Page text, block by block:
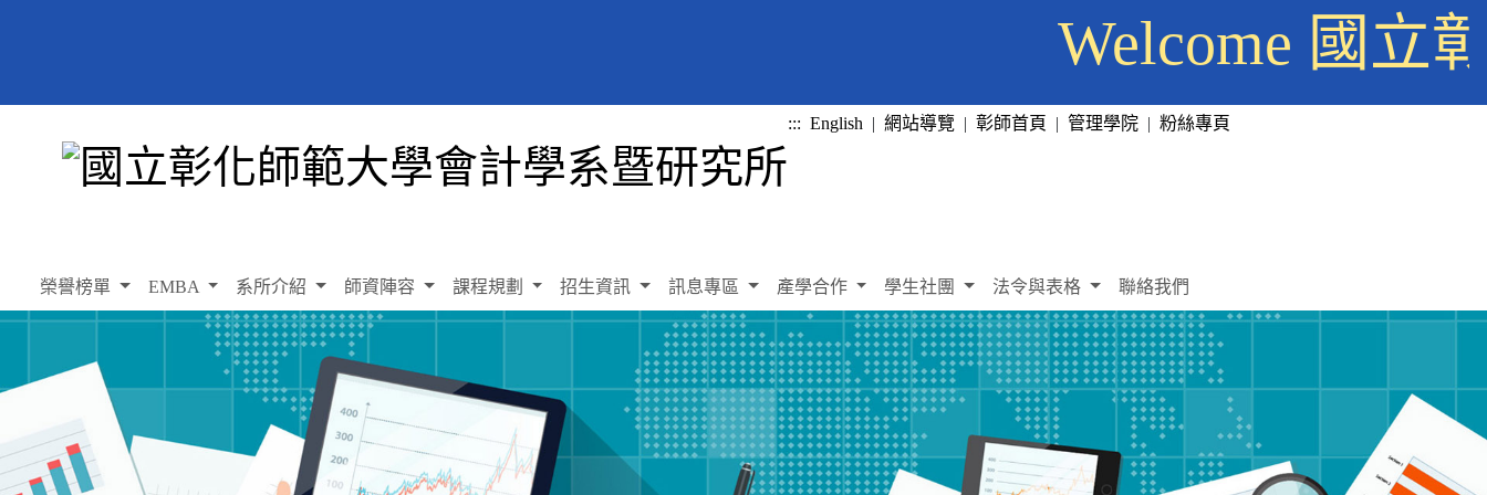
Welcome 國立
::: English | 網站導覽 | 彰師首頁 | 管理學院 | 粉絲專頁
榮譽榜單 EMBA 系所介紹 師資陣容 課程規劃 招生資訊 訊息專區 產學合作 學生社團 法令與表格 聯絡我們